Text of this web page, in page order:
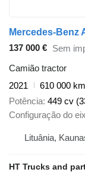
137 000 € Sem
Camião tractor
2021
610 000 km
Potência 449 cv
Configuração do
Lituânia,
HT Trucks and